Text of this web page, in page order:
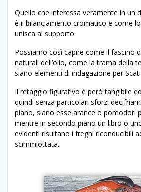
Quello che interessa veramente in un
è il bilanciamento cromatico e come
unisca al supporto.
Possiamo così capire come il fascino
naturali dell’olio, come la trama della
siano elementi di indagazione per
Il retaggio figurativo è però tangibile
quindi senza particolari sforzi
piano, siano esse arance o pomodori
mentre in secondo piano un libro o
evidenti risultano i freghi riconducibili
scimmiottata.